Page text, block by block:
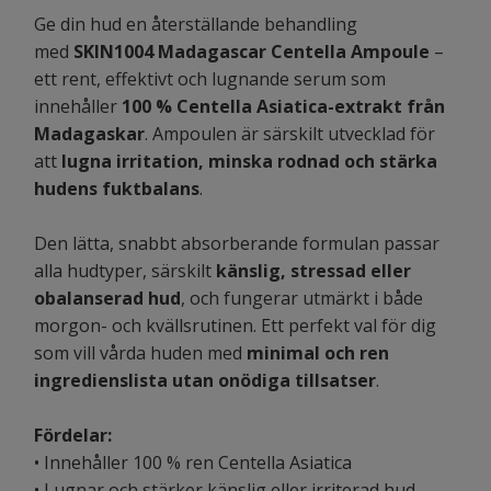
Ge din hud en återställande behandling
med SKIN1004 Madagascar Centella Ampoule –
ett rent, effektivt och lugnande serum som
innehåller 100 % Centella Asiatica-extrakt från
Madagaskar. Ampoulen är särskilt utvecklad för
att lugna irritation, minska rodnad och stärka
hudens fuktbalans.
Den lätta, snabbt absorberande formulan passar
alla hudtyper, särskilt känslig, stressad eller
obalanserad hud, och fungerar utmärkt i både
morgon- och kvällsrutinen. Ett perfekt val för dig
som vill vårda huden med minimal och ren
ingredienslista utan onödiga tillsatser.
Fördelar:
• Innehåller 100 % ren Centella Asiatica